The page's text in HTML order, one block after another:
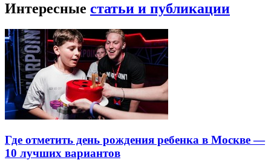
Интересные статьи и публикации
Где отметить день рождения ребенка в Москве —
10 лучших вариантов